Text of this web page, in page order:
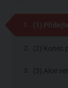
(1)
(2) Konec
(3) Aloe